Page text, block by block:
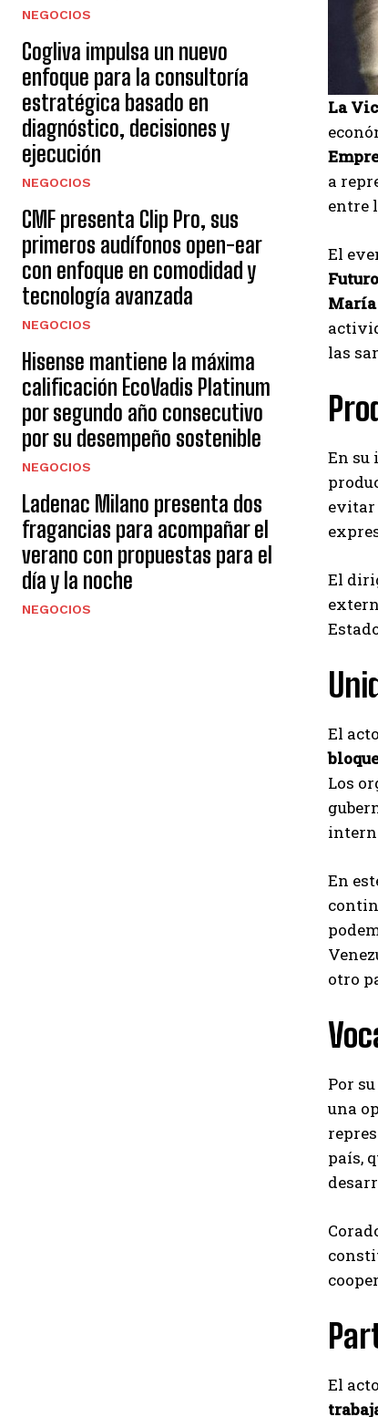
NEGOCIOS
Cogliva impulsa un nuevo
enfoque para la consultoría
estratégica basado en
diagnóstico, decisiones y
ejecución
NEGOCIOS
CMF presenta Clip Pro, sus
primeros audífonos open-ear
con enfoque en comodidad y
tecnología avanzada
NEGOCIOS
Hisense mantiene la máxima
calificación EcoVadis Platinum
por segundo año consecutivo
por su desempeño sostenible
NEGOCIOS
Ladenac Milano presenta dos
fragancias para acompañar el
verano con propuestas para el
día y la noche
NEGOCIOS
La
a
entre
El
las
En su
evitar
El
El
Los
En
otro
Por
una
país,
El